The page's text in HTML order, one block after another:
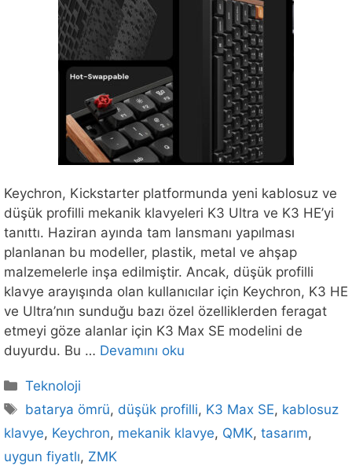
Keychron, Kickstarter platformunda yeni kablosuz ve
düşük profilli mekanik klavyeleri K3 Ultra ve K3 HE’yi
tanıttı. Haziran ayında tam lansmanı yapılması
planlanan bu modeller, plastik, metal ve ahşap
malzemelerle inşa edilmiştir. Ancak, düşük profilli
klavye arayışında olan kullanıcılar için Keychron, K3 HE
ve Ultra’nın sunduğu bazı özel özelliklerden feragat
etmeyi göze alanlar için K3 Max SE modelini de
duyurdu. Bu … Devamını oku
Kategoriler
Teknoloji
Etiketler
batarya ömrü, düşük profilli, K3 Max SE, kablosuz
klavye, Keychron, mekanik klavye, QMK, tasarım,
uygun fiyatlı, ZMK